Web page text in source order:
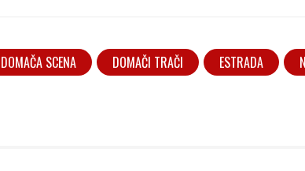
DOMAČA SCENA DOMAČI TRAČI ESTRADA